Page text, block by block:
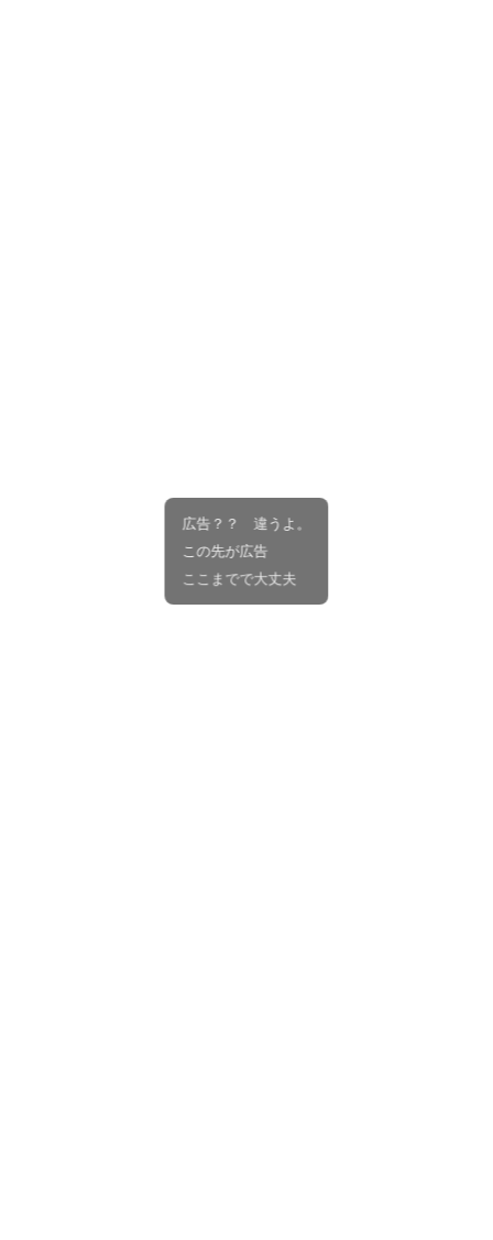
広告？？ 違うよ。
この先が広告
ここまでで大丈夫